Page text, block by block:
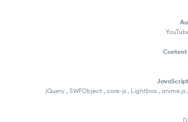
Content
jQuery , SWFObject , core-js , Lightbox ,